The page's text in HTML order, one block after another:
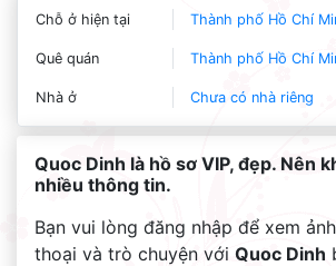
Chỗ ở hiện tại Thành phố Hồ Chí
Quê quán Thành phố Hồ Chí
Nhà ở Chưa có nhà riêng
Quoc Dinh là hồ sơ VIP, đẹp. Nên
nhiều thông tin.
Bạn vui lòng đăng nhập để xem
thoại và trò chuyện với Quoc Dinh